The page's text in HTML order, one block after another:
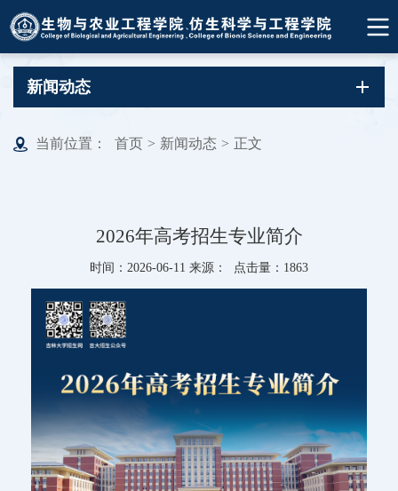
新闻动态
当前位置： 首页 > 新闻动态 > 正文
2026年高考招生专业简介
时间：2026-06-11 来源： 点击量： 1863